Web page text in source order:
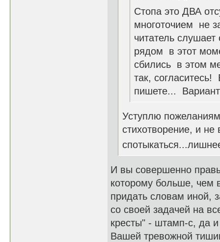
Стопа это ДВА
многоточием не
читатель
рядом в этот
сбились в этом
так,
пишете...
Уступлю
стихотворение, и
И вы совершенно
которому больше, чем
придать словам иной,
со своей задачей на
кресты" - штамп-с, да
Вашей тревожной